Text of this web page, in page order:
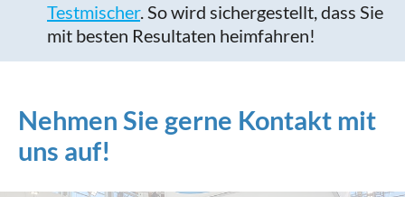
Testmischer.So wird sichergestellt, dass Sie
mit besten Resultaten heimfahren!
Nehmen Sie gerne Kontakt mit
uns auf!